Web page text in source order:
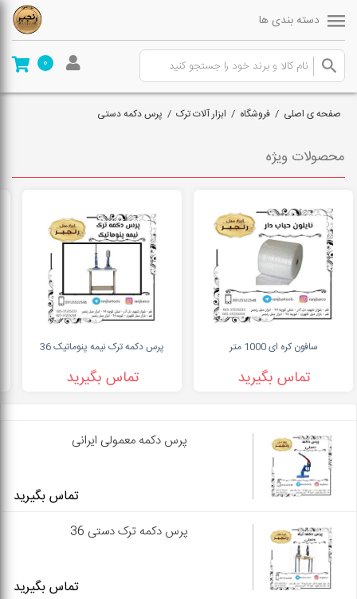
دسته بندی ها
0
صفحه ی اصلی / فروشگاه / ابزار آلات ترک / پرس دکمه دستی
محصولات ویژه
سافون کره ای 1000 متر
تماس بگیرید
پرس دکمه ترک نیمه پنوماتیک 36
تماس بگیرید
پرس دکمه معمولی ایرانی
تماس بگیرید
پرس دکمه ترک دستی 36
تماس بگیرید